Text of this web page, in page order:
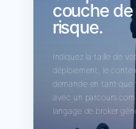
couche de
risque.
Indiquez la taille de
déploiement, le
demande en tant que
avec un parcours
langage de broker